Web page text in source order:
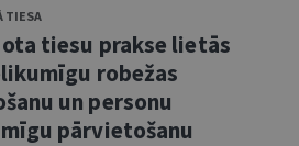
TIESA
tiesu prakse lietās
robežas
un personu
pārvietošanu